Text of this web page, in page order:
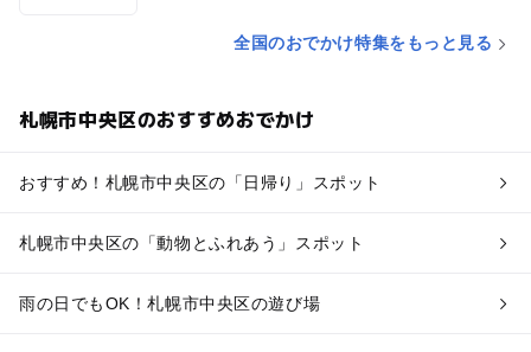
全国のおでかけ特集をもっと見る
札幌市中央区のおすすめおでかけ
おすすめ！札幌市中央区の「日帰り」スポット
札幌市中央区の「動物とふれあう」スポット
雨の日でもOK！札幌市中央区の遊び場